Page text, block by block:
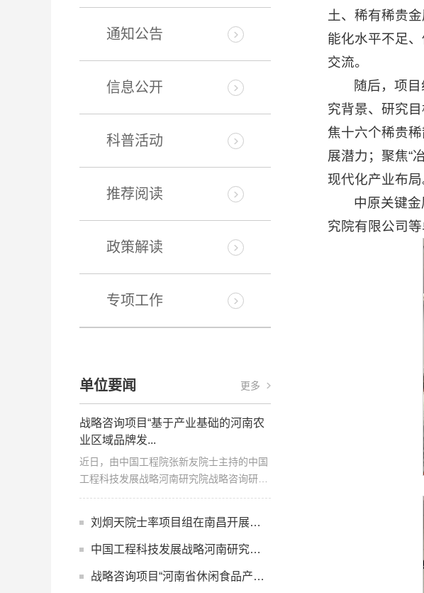
通知公告
信息公开
科普活动
推荐阅读
政策解读
专项工作
单位要闻 更多
战略咨询项目“基于产业基础的河南农
业区域品牌发...
近日，由中国工程院张新友院士主持的中国
工程科技发展战略河南研究院战略咨询研究
项目“基于产业基础的...
刘炯天院士率项目组在南昌开展调研并召开项目讨论会
中国工程科技发展战略河南研究院召开2026年项目预...
战略咨询项目“河南省休闲食品产业链创新发展战略...
土、稀有稀贵
能化水平不足
交流。
随后，项
究背景、研究
焦十六个稀贵
展潜力；聚焦“
现代化产业布局
中原关键
究院有限公司等